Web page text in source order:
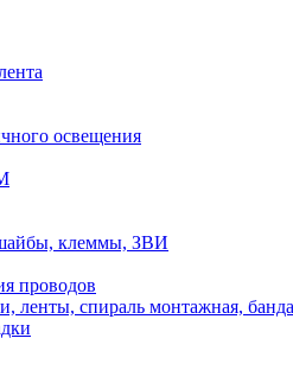
освещения
клеммы, ЗВИ
проводов
ленты, спираль монтажная,